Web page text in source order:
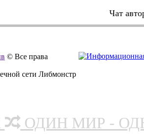
Чат
© Все права
сети Либмонстр
ОДИН МИР -